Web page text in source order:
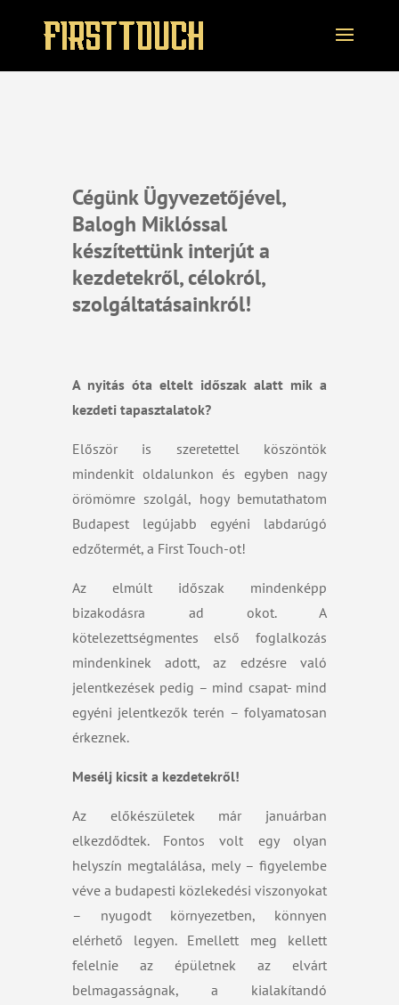
Cégünk Ügyvezetőjével,
Balogh Miklóssal
készítettünk interjút a
kezdetekről, célokról,
szolgáltatásainkról!
A nyitás óta eltelt időszak alatt mik a
kezdeti tapasztalatok?
Először is szeretettel köszöntök
mindenkit oldalunkon és egyben nagy
örömömre szolgál, hogy bemutathatom
Budapest legújabb egyéni labdarúgó
edzőtermét, a First Touch-ot!
Az elmúlt időszak mindenképp
bizakodásra ad okot. A
kötelezettségmentes első foglalkozás
mindenkinek adott, az edzésre való
jelentkezések pedig – mind csapat- mind
egyéni jelentkezők terén – folyamatosan
érkeznek.
Mesélj kicsit a kezdetekről!
Az előkészületek már januárban
elkezdődtek. Fontos volt egy olyan
helyszín megtalálása, mely – figyelembe
véve a budapesti közlekedési viszonyokat
– nyugodt környezetben, könnyen
elérhető legyen. Emellett meg kellett
felelnie az épületnek az elvárt
belmagasságnak, a kialakítandó